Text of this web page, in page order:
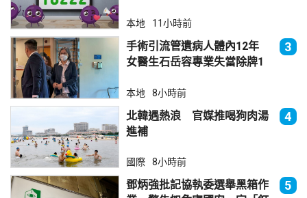
本地 11小時前
手術引流管遺病人體內12年
女醫生石岳容專業失當除牌1
3
本地 8小時前
北韓遇熱浪 官媒推喝狗肉湯
進補
4
國際 8小時前
鄧炳強批記協執委選舉黑箱作
5